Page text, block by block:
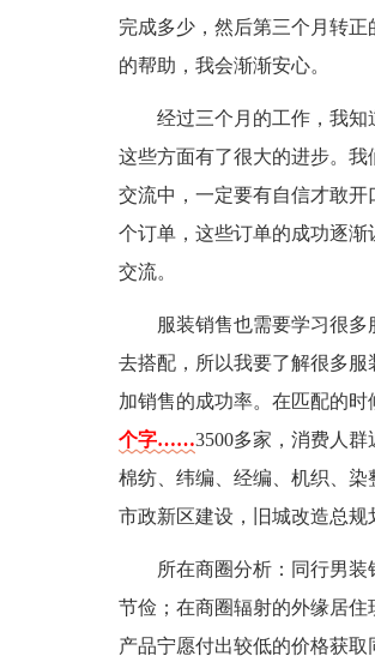
完成多少，然后第三个月转
的帮助，我会渐渐安心。
经过三个月的工作，我
这些方面有了很大的进步。
交流中，一定要有自信才敢
个订单，这些订单的成功逐
交流。
服装销售也需要学习很
去搭配，所以我要了解很多
加销售的成功率。在匹配的
个字……3500多家，消费人群
棉纺、纬编、经编、机织、
市政新区建设，旧城改造总规
所在商圈分析：同行男
节俭；在商圈辐射的外缘居
产品宁愿付出较低的价格获